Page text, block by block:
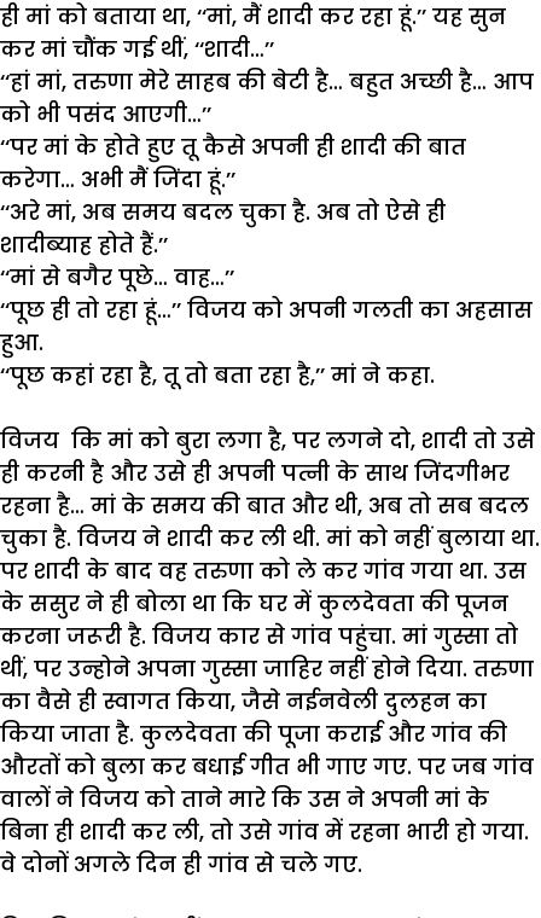
ही मां को बताया था, ‘‘मां, मैं शादी कर रहा हूं.’’ यह सुन
कर मां चौंक गई थीं, ‘‘शादी…’’
‘‘हां मां, तरुणा मेरे साहब की बेटी है… बहुत अच्छी है… आप
को भी पसंद आएगी…’’
‘‘पर मां के होते हुए तू कैसे अपनी ही शादी की बात
करेगा… अभी मैंजिंदा हूं.’’
‘‘अरे मां, अब समय बदल चुका है. अब तो ऐसे ही
शादीब्याह होते हैं.’’
‘‘मां से बगैर पूछे… वाह…’’
‘‘पूछ ही तो रहा हूं…’’ विजय को अपनी गलती का अहसास
हुआ.
‘‘पूछ कहां रहा है, तू तो बता रहा है,’’ मां ने कहा.
विजय कि मां को बुरा लगा है, पर लगने दो, शादी तो उसे
ही करनी है और उसे ही अपनी पत्नी के साथ जिंदगीभर
रहना है… मां के समय की बात और थी, अब तो सब बदल
चुका है. विजय ने शादी कर ली थी. मां को नहीं बुलाया था.
पर शादी के बाद वह तरुणा को ले कर गांव गया था. उस
के ससुर ने ही बोला था कि घर में कुलदेवता की पूजन
करना जरूरी है. विजय कार से गांव पहुंचा. मां गुस्सा तो
थीं, पर उन्होने अपना गुस्सा जाहिर नहीं होने दिया. तरुणा
का वैसे ही स्वागत किया, जैसे नईनवेली दुलहन का
किया जाता है. कुलदेवता की पूजा कराई और गांव की
औरतों को बुला कर बधाई गीत भी गाए गए. पर जब गांव
वालों ने विजय को ताने मारे कि उस ने अपनी मां के
बिना ही शादी कर ली, तो उसे गांव में रहना भारी हो गया.
वे दोनों अगले दिन ही गांव से चले गए.